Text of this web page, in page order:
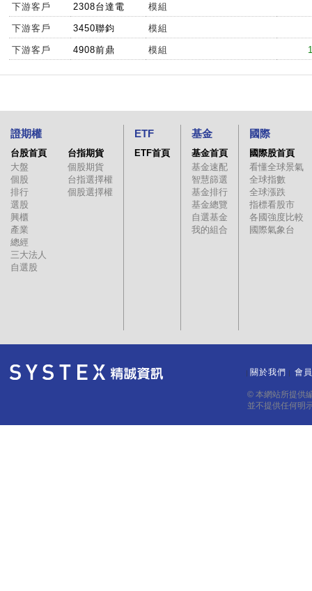
下游客戶 2308台達電 模組
下游客戶 3450聯鈞 模組
下游客戶 4908前鼎 模組
證期權
台股首頁
大盤
個股
排行
選股
興櫃
產業
總經
三大法人
自選股
台指期貨
個股期貨
台指選擇權
個股選擇權
ETF
ETF首頁
基金
基金首頁
基金速配
智慧篩選
基金排行
基金總覽
自選基金
我的組合
國際
國際股首頁
看懂全球景氣
全球指數
全球漲跌
指標看股市
各國強度比較
國際氣象台
關於我們 會
© 本網站所提供
並不提供任何明